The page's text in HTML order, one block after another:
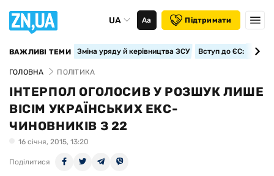
UA Аа Підтримати
ВАЖЛИВІ ТЕМИ Зміна уряду й керівництва ЗСУ Вступ до ЄС:
ГОЛОВНА ПОЛІТИКА
ІНТЕРПОЛ ОГОЛОСИВ У РОЗШУК ЛИШЕ
ВІСІМ УКРАЇНСЬКИХ ЕКС-
ЧИНОВНИКІВ З 22
16 сiчня, 2015, 13:20
Поділитися